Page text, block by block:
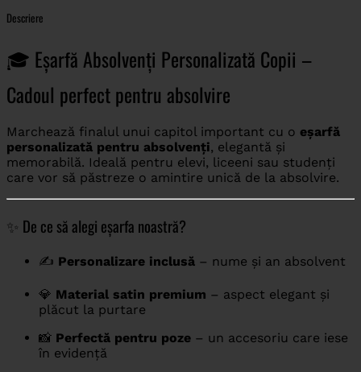
Descriere
🎓 Eșarfă Absolvenți Personalizată Copii –
Cadoul perfect pentru absolvire
Marchează finalul unui capitol important cu o eșarfă
personalizată pentru absolvenți, elegantă și
memorabilă. Ideală pentru elevi, liceeni sau studenți
care vor să păstreze o amintire unică de la absolvire.
✨ De ce să alegi eșarfa noastră?
✍️ Personalizare inclusă – nume și an absolvent
💎 Material satin premium – aspect elegant și
plăcut la purtare
📸 Perfectă pentru poze – un accesoriu care iese
în evidență